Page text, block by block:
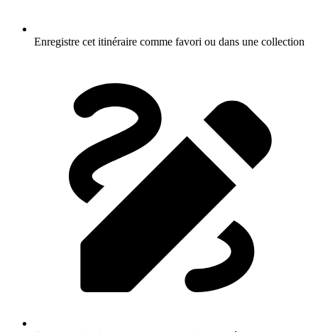
Enregistre cet itinéraire comme favori ou dans une collection